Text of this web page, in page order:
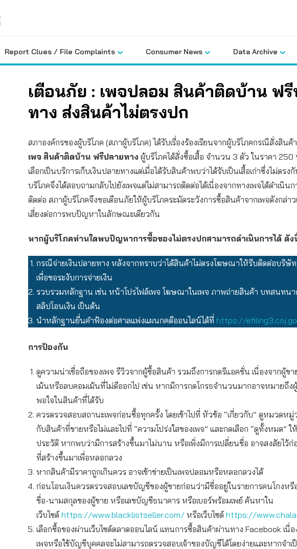
Report Clues / File Complaints Consumer News Data Archive
เตือนภัย : เพจปลอม สินค้าติดบ้าน ฟ
ทาง ส่งสินค้าไม่ตรงปก
สภาองค์กรของผู้บริโภค (สภาผู้บริโภค) ได้รับเรื่องร้องเรียนจากผู้บริโภคกรณีสั่งสินค้
เพจ สินค้าติดบ้าน ฟรีปลายทาง ผู้บริโภคได้สั่งซื้อเสื้อ จำนวน 3 ตัว ในราคา 250
เลือกเป็นบริการเก็บเงินปลายทางแต่เมื่อได้รับสินค้าพบว่าได้รับเป็นเสื้อเก่าซึ่งไม่ตรง
บริโภคจึงได้สอบถามกลับไปยังเพจแต่ไม่สามารถติดต่อได้เนื่องจากทางเพจได้ดำเนิน
ติดต่อ สภาผู้บริโภคจึงขอเตือนภัยให้ผู้บริโภคระมัดระวังการซื้อสินค้าจากเพจดังกล่าว
เสี่ยงต่อการพบปัญหาในลักษณะเดียวกัน
หากผู้บริโภคท่านใดพบปัญหาการซื้อของไม่ตรงปกสามารถดำเนินการได้ ดัง
กรณีจ่ายเงินปลายทาง หลังจากทราบว่าได้สินค้าไม่ตรงโฆษณาให้รีบติดต่อบริษั
เพื่อขอระงับการจ่ายเงิน
รวบรวมหลักฐาน เช่น หน้าโปรไฟล์เพจ โฆษณาในเพจ ภาพถ่ายสินค้า บทสนทน
สลิปโอนเงิน เป็นต้น
นำหลักฐานยื่นคำฟ้องต่อศาลแพ่งแผนกคดีออนไลน์ได้ที่ https://
การป้องกัน
ดูความน่าเชื่อถือของเพจ รีวิวจากผู้ซื้อสินค้า รวมถึงการกดรีแอคชั่น เนื่องจากผู้ข
เม้นหรือลบคอมเม้นที่ไม่ดีออกไป เช่น หากมีการกดโกรธจำนวนมากอาจหมายถึง
พอใจในสินค้าที่ได้รับ
ควรตรวจสอบสถานะเพจก่อนซื้อทุกครั้ง โดยเข้าไปที่ หัวข้อ “เกี่ยวกับ” ดูหมวดหมู่
กับสินค้าที่ขายหรือไม่และไปที่ “ความโปร่งใสของเพจ” และกดเลือก “ดูทั้งหมด” ใ
ประวัติ หากพบว่ามีการสร้างขึ้นมาไม่นาน หรือเพิ่งมีการเปลี่ยนชื่อ อาจสงสัยไว้ก่
ที่สร้างขึ้นมาเพื่อหลอกลวง
หากสินค้ามีราคาถูกเกินควร อาจเข้าข่ายเป็นเพจปลอมหรือหลอกลวงได้
ก่อนโอนเงินควรตรวจสอบเลขบัญชีของผู้ขายก่อนว่ามีชื่ออยู่ในรายการคนโกงหรื
ชื่อ-นามสกุลของผู้ขาย หรือเลขบัญชีธนาคาร หรือเบอร์พร้อมเพย์ ค้นหาใน
เว็บไซต์ https://www.blacklistseller.com/ หรือเว็บไซต์ https://
เลือกซื้อของผ่านเว็บไซต์ตลาดออนไลน์ แทนการซื้อสินค้าผ่านทาง Facebook เนื่อ
เพจหรือใช้บัญชีบุคคลจะไม่สามารถตรวจสอบเจ้าของบัญชีได้โดยง่ายและหากจำเ